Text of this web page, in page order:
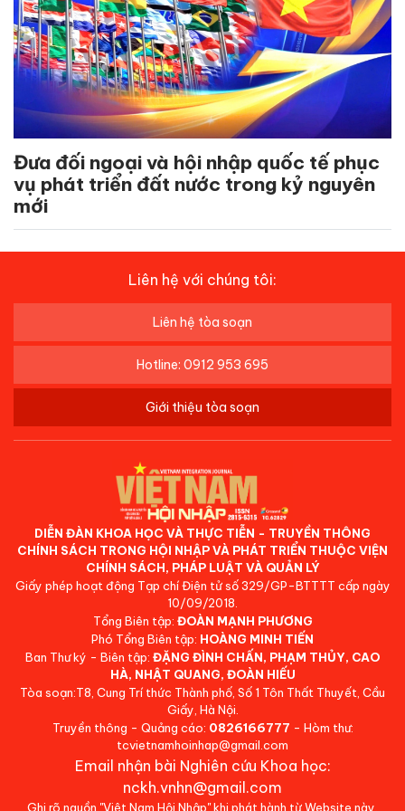
Đưa đối ngoại và hội nhập quốc tế phục
vụ phát triển đất nước trong kỷ nguyên
mới
Liên hệ với chúng tôi:
Liên hệ tòa soạn
Hotline: 0912 953 695
Giới thiệu tòa soạn
DIỄN ĐÀN KHOA HỌC VÀ THỰC TIỄN - TRUYỀN THÔNG
CHÍNH SÁCH TRONG HỘI NHẬP VÀ PHÁT TRIỂN THUỘC VIỆN
CHÍNH SÁCH, PHÁP LUẬT VÀ QUẢN LÝ
Giấy phép hoạt động Tạp chí Điện tử số 329/GP-BTTTT cấp ngày
10/09/2018.
Tổng Biên tập: ĐOÀN MẠNH PHƯƠNG
Phó Tổng Biên tập: HOÀNG MINH TIẾN
Ban Thư ký - Biên tập: ĐẶNG ĐÌNH CHẤN, PHẠM THỦY, CAO
HÀ, NHẬT QUANG, ĐOÀN HIẾU
Tòa soạn:T8, Cung Trí thức Thành phố, Số 1 Tôn Thất Thuyết, Cầu
Giấy, Hà Nội.
Truyền thông - Quảng cáo: 0826166777 - Hòm thư:
tcvietnamhoinhap@gmail.com
Email nhận bài Nghiên cứu Khoa học:
nckh.vnhn@gmail.com
Ghi rõ nguồn "Việt Nam Hội Nhập" khi phát hành từ Website này.